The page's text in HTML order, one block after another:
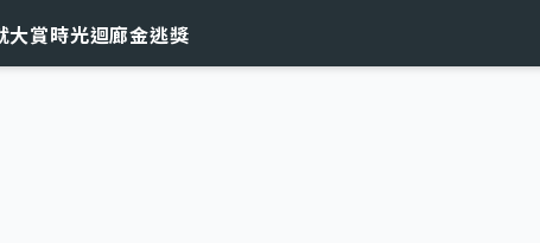
大賞時光迴廊金逃獎